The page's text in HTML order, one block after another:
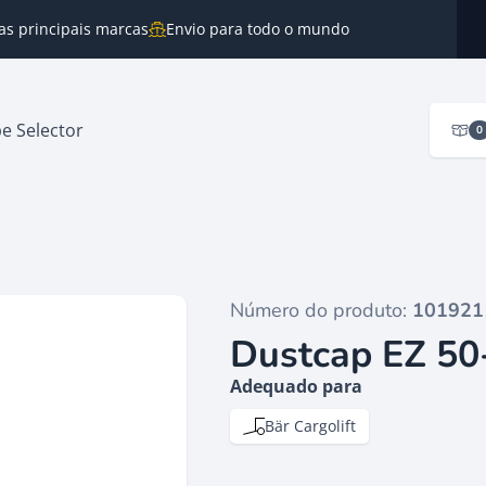
principais marcas Envio para todo o mundo
Selector 0
Número do produto:
Dustcap EZ
Adequado para
Bär Cargolift